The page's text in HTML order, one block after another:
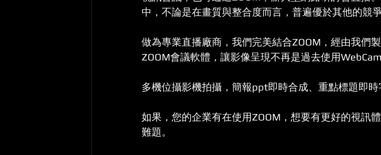
中，不論是在畫質與整合度而言，普遍優於其他的競爭
做為專業直播廠商，我們完美結合ZOOM，經由我們
ZOOM會議軟體，讓影像呈現不再是過去使用
多機位攝影機拍攝，簡報ppt即時合成、重點標題即時
如果，您的企業有在使用ZOOM，想要有更好的視訊
難題。